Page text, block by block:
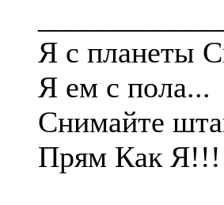
Я с планеты
Я ем с пола...
Снимайте
Прям Как Я!!!